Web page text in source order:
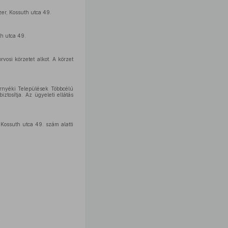
Kossuth utca 49.
utca 49.
körzetet alkot. A körzet
Települések Többcélú
Az ügyeleti ellátás
utca 49. szám alatti